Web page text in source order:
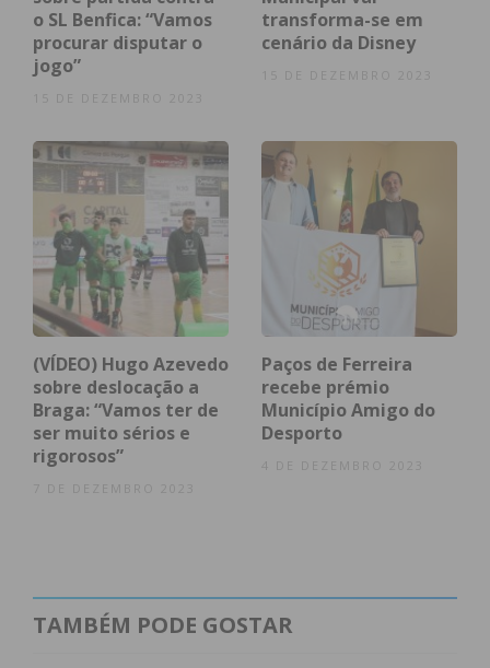
o SL Benfica: “Vamos
procurar disputar o
jogo”
transforma-se em
cenário da Disney
(VÍDEO) Hugo Azevedo
sobre deslocação a
Braga: “Vamos ter de
ser muito sérios e
rigorosos”
7 DE DEZEMBRO 2023
Paços de Ferreira
recebe prémio
Município Amigo do
Desporto
4 DE DEZEMBRO 2023
TAMBÉM PODE GOSTAR